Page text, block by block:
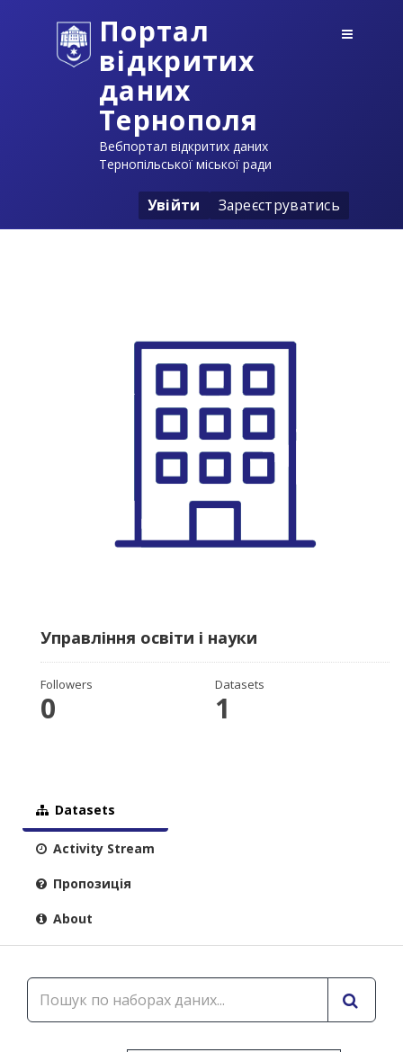
Портал
відкритих
даних
Тернополя
Вебпортал відкритих даних
Тернопільської міської ради
Увійти Зареєструватись
Управління освіти і науки
Followers
0
Datasets
1
Datasets
Activity Stream
Пропозиція
About